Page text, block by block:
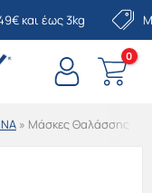
και έως 3kg
» Μάσκες Θαλάσσης